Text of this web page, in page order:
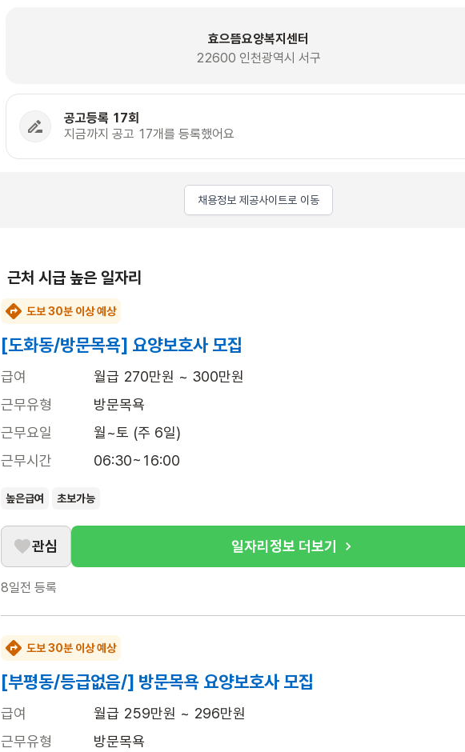
효으뜸요양복지센터
22600 인천광역시 서구
공고등록 17회
지금까지 공고 17개를 등록했어요
채용정보 제공사이트로 이동
근처 시급 높은 일자리
도보 30분 이상 예상
[도화동/방문목욕] 요양보호사 모집
급여
월급 270만원 ~ 300만원
근무유형
방문목욕
근무요일
월~토 (주 6일)
근무시간
06:30~16:00
높은급여 초보가능
관심 일자리정보 더보기
8일전 등록
도보 30분 이상 예상
[부평동/등급없음/] 방문목욕 요양보호사 모집
급여
월급 259만원 ~ 296만원
근무유형
방문목욕